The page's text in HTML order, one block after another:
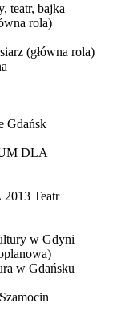
teatr, bajka
rola)
(główna rola)
Gdańsk
DLA
2013 Teatr
w Gdyni
w Gdańsku